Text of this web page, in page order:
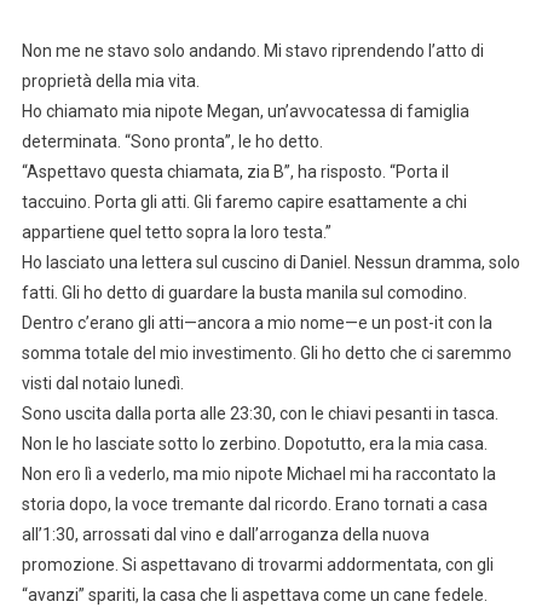
Non me ne stavo solo andando. Mi stavo riprendendo l’atto di
proprietà della mia vita.
Ho chiamato mia nipote Megan, un’avvocatessa di famiglia
determinata. “Sono pronta”, le ho detto.
“Aspettavo questa chiamata, zia B”, ha risposto. “Porta il
taccuino. Porta gli atti. Gli faremo capire esattamente a chi
appartiene quel tetto sopra la loro testa.”
Ho lasciato una lettera sul cuscino di Daniel. Nessun dramma, solo
fatti. Gli ho detto di guardare la busta manila sul comodino.
Dentro c’erano gli atti—ancora a mio nome—e un post-it con la
somma totale del mio investimento. Gli ho detto che ci saremmo
visti dal notaio lunedì.
Sono uscita dalla porta alle 23:30, con le chiavi pesanti in tasca.
Non le ho lasciate sotto lo zerbino. Dopotutto, era la mia casa.
Non ero lì a vederlo, ma mio nipote Michael mi ha raccontato la
storia dopo, la voce tremante dal ricordo. Erano tornati a casa
all’1:30, arrossati dal vino e dall’arroganza della nuova
promozione. Si aspettavano di trovarmi addormentata, con gli
“avanzi” spariti, la casa che li aspettava come un cane fedele.